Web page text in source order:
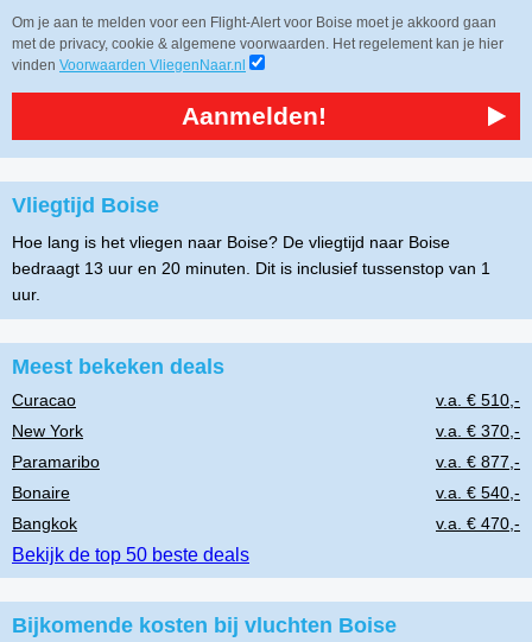
Om je aan te melden voor een Flight-Alert voor Boise moet je akkoord gaan
met de privacy, cookie & algemene voorwaarden. Het regelement kan je hier
vinden Voorwaarden VliegenNaar.nl
Aanmelden!
Vliegtijd Boise
Hoe lang is het vliegen naar Boise? De vliegtijd naar Boise
bedraagt 13 uur en 20 minuten. Dit is inclusief tussenstop van 1
uur.
Meest bekeken deals
Curacao
v.a. € 510,-
New York
v.a. € 370,-
Paramaribo
v.a. € 877,-
Bonaire
v.a. € 540,-
Bangkok
v.a. € 470,-
Bekijk de top 50 beste deals
Bijkomende kosten bij vluchten Boise